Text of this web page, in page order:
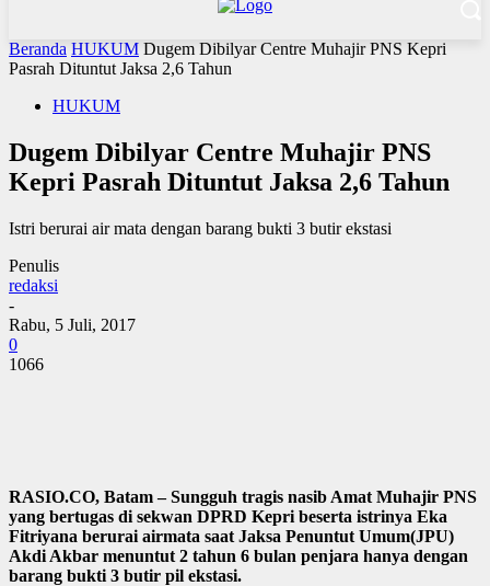
Beranda HUKUM Dugem Dibilyar Centre Muhajir PNS Kepri
Pasrah Dituntut Jaksa 2,6 Tahun
HUKUM
Dugem Dibilyar Centre Muhajir PNS
Kepri Pasrah Dituntut Jaksa 2,6 Tahun
Istri berurai air mata dengan barang bukti 3 butir ekstasi
Penulis
redaksi
-
Rabu, 5 Juli, 2017
0
1066
RASIO.CO, Batam – Sungguh tragis nasib Amat Muhajir PNS
yang bertugas di sekwan DPRD Kepri beserta istrinya Eka
Fitriyana berurai airmata saat Jaksa Penuntut Umum(JPU)
Akdi Akbar menuntut 2 tahun 6 bulan penjara hanya dengan
barang bukti 3 butir pil ekstasi.